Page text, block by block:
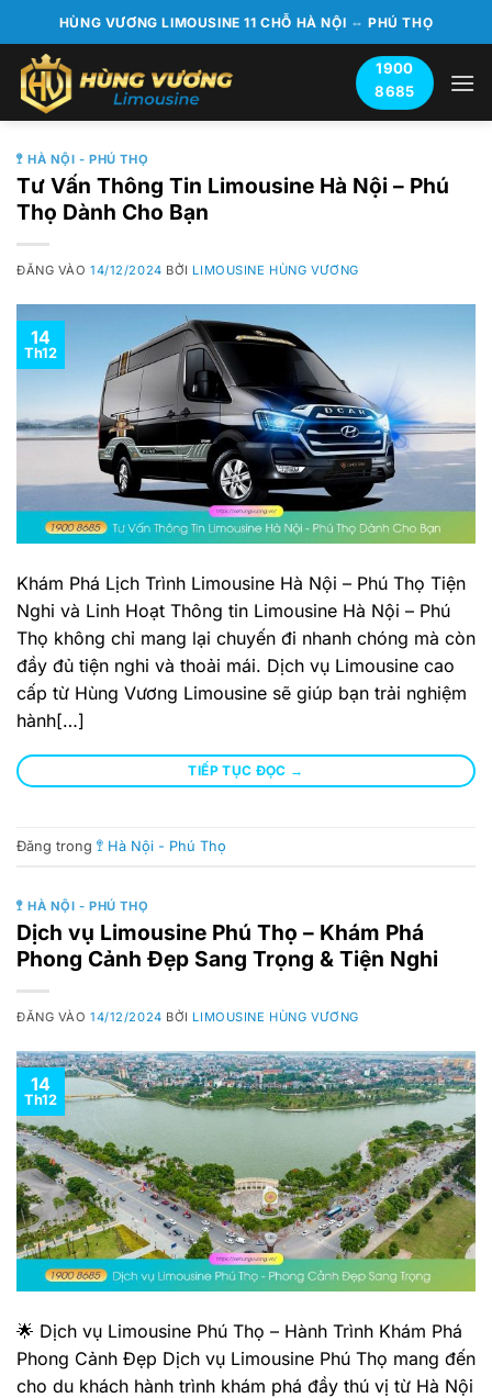
qua
nội
dung
HÙNG VƯƠNG LIMOUSINE 11 CHỖ HÀ NỘI ⇔ PHÚ THỌ
1900
8685
🚏 HÀ NỘI - PHÚ THỌ
Tư Vấn Thông Tin Limousine Hà Nội – Phú
Thọ Dành Cho Bạn
ĐĂNG VÀO14/12/2024 BỞI LIMOUSINE HÙNG VƯƠNG
14
Th12
Khám Phá Lịch Trình Limousine Hà Nội – Phú Thọ Tiện
Nghi và Linh Hoạt Thông tin Limousine Hà Nội – Phú
Thọ không chỉ mang lại chuyến đi nhanh chóng mà còn
đầy đủ tiện nghi và thoải mái. Dịch vụ Limousine cao
cấp từ Hùng Vương Limousine sẽ giúp bạn trải nghiệm
hành[…]
TIẾP TỤC ĐỌC →
Đăng trong 🚏 Hà Nội - Phú Thọ
🚏 HÀ NỘI - PHÚ THỌ
Dịch vụ Limousine Phú Thọ – Khám Phá
Phong Cảnh Đẹp Sang Trọng & Tiện Nghi
ĐĂNG VÀO14/12/2024 BỞI LIMOUSINE HÙNG VƯƠNG
14
Th12
🌟 Dịch vụ Limousine Phú Thọ – Hành Trình Khám Phá
Phong Cảnh Đẹp Dịch vụ Limousine Phú Thọ mang đến
cho du khách hành trình khám phá đầy thú vị từ Hà Nội